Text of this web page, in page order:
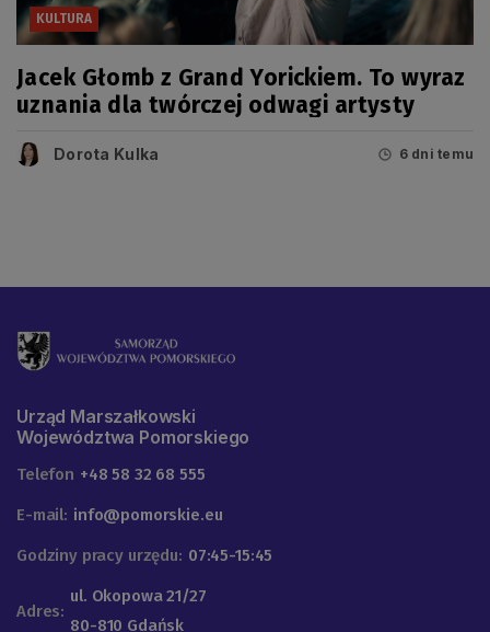
KULTURA
Jacek Głomb z Grand Yorickiem. To wyraz
uznania dla twórczej odwagi artysty
Dorota Kulka 6 dni temu
Urząd Marszałkowski
Województwa Pomorskiego
Telefon +48 58 32 68 555
E-mail: info@pomorskie.eu
Godziny pracy urzędu: 07:45-15:45
Adres:
ul. Okopowa 21/27
80-810 Gdańsk